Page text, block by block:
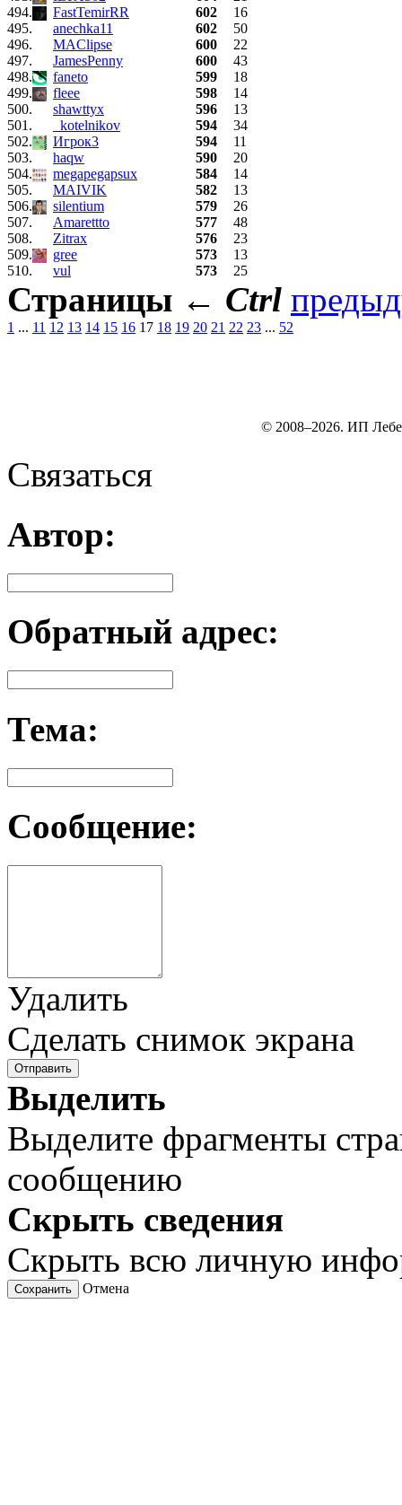
494.
FastTemirRR 602
16
495.
anechka11 602
50
496.
MAClipse 600
22
497.
JamesPenny 600
43
498.
faneto 599
18
499.
fleee 598
14
500.
shawttyx 596
13
501.
_kotelnikov 594
34
502.
Игрок3 594
11
503.
haqw 590
20
504.
megapegapsux 584
14
505.
MAIVIK 582
13
506.
silentium 579
26
507.
Amarettto 577
48
508.
Zitrax 576
23
509.
gree 573
13
510.
vul 573 25
Страницы ← Ctrl
1 ... 11 12 13 14 15 16 17 18 19 20 21 22 23 ... 52
© 2008–2026. ИП
Связаться
Автор:
Обратный адрес:
Тема:
Сообщение:
Удалить
Сделать снимок экрана
Отправить
Выделить
Выделите фрагменты
сообщению
Скрыть сведения
Скрыть всю личную
Сохранить Отмена